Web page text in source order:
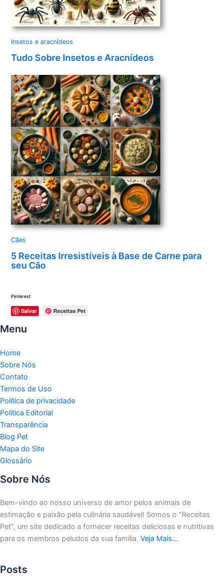
Insetos e aracnídeos
Tudo Sobre Insetos e Aracnídeos
Cães
5 Receitas Irresistíveis à Base de Carne para
seu Cão
Pinterest
Salvar Receitas Pet
Menu
Home
Sobre Nós
Contato
Termos de Uso
Política de privacidade
Politica Editorial
Transparência
Blog Pet
Mapa do Site
Glossário
Sobre Nós
Bem-vindo ao nosso universo de amor pelos animais de
estimação e paixão pela culinária saudável! Somos o “Receitas
Pet”, um site dedicado a fornecer receitas deliciosas e nutritivas
para os membros peludos da sua família. Veja Mais…
Posts